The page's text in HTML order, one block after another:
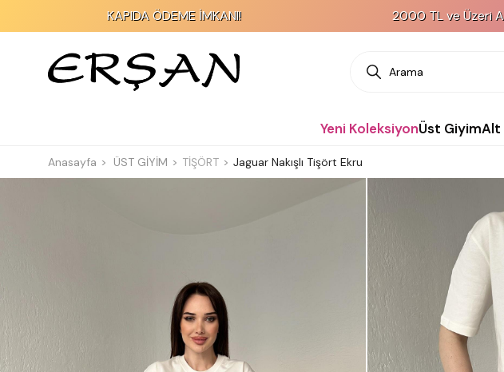
KAPIDA ÖDEME İMKANI! 2000 TL ve Üzeri
Yeni KoleksiyonÜst GiyimAlt
Anasayfa ÜST GİYİM TİŞÖRT Jaguar Nakışlı Tişört Ekru